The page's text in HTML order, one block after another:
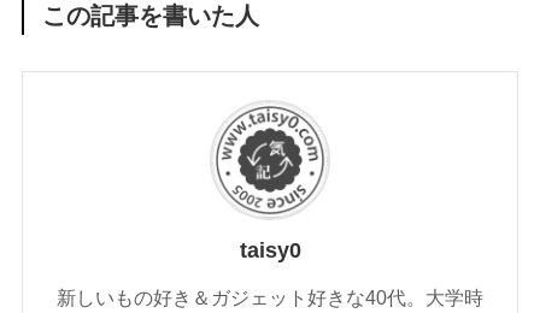
この記事を書いた人
taisy0
新しいもの好き＆ガジェット好きな40代。大学時